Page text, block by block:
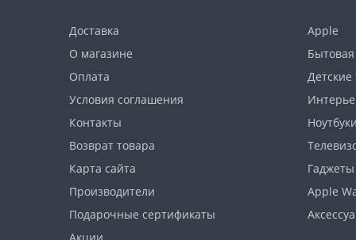
Доставка
О магазине
Оплата
Условия соглашения
Контакты
Возврат товара
Карта сайта
Производители
Подарочные сертификаты
Акции
Apple
Гаджеты
Apple